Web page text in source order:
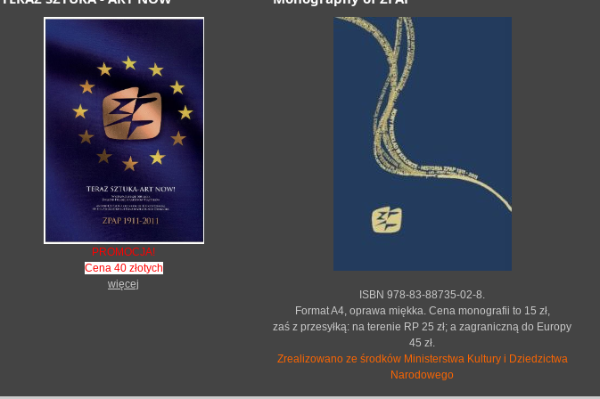
PROMOCJA!
Cena 40 złotych
więcej
ISBN 978-83-88735-02-8.
Format A4, oprawa miękka. Cena monografii to 15 zł,
zaś z przesyłką: na terenie RP 25 zł; a zagraniczną do Europy
45 zł.
Zrealizowano ze środków Ministerstwa Kultury i Dziedzictwa
Narodowego